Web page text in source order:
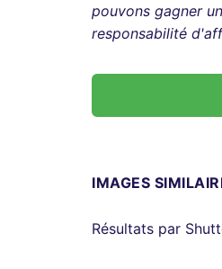
pouvons gagner
responsabilité
IMAGES
Résultats par